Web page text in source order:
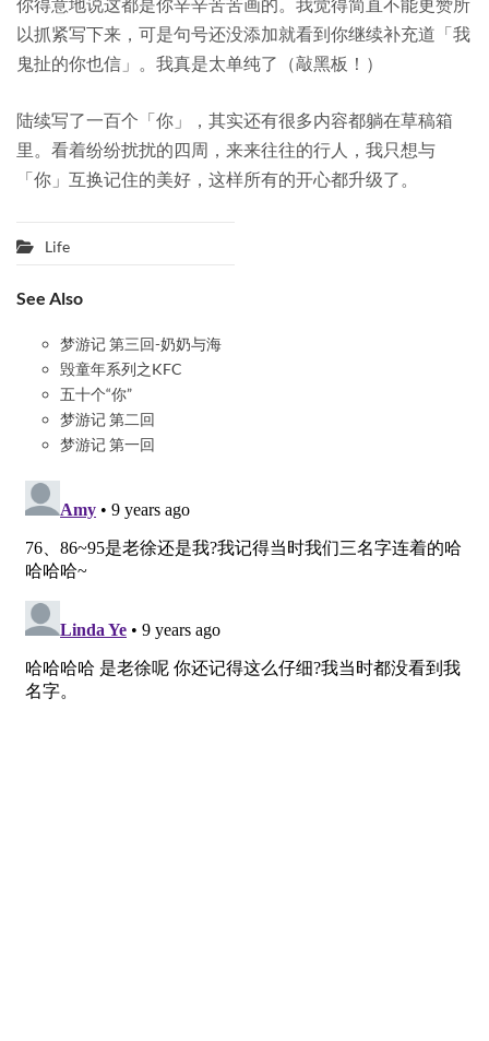
你得意地说这都是你辛辛苦苦画的。我觉得简直不能更赞所
以抓紧写下来，可是句号还没添加就看到你继续补充道「我
鬼扯的你也信」。我真是太单纯了（敲黑板！）
陆续写了一百个「你」，其实还有很多内容都躺在草稿箱
里。看着纷纷扰扰的四周，来来往往的行人，我只想与
「你」互换记住的美好，这样所有的开心都升级了。
Life
See Also
梦游记 第三回-奶奶与海
毁童年系列之KFC
五十个“你”
梦游记 第二回
梦游记 第一回